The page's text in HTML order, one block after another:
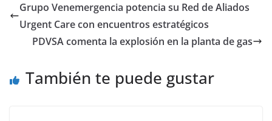
Grupo Venemergencia potencia su Red de Aliados
Urgent Care con encuentros estratégicos
PDVSA comenta la explosión en la planta de gas
También te puede gustar